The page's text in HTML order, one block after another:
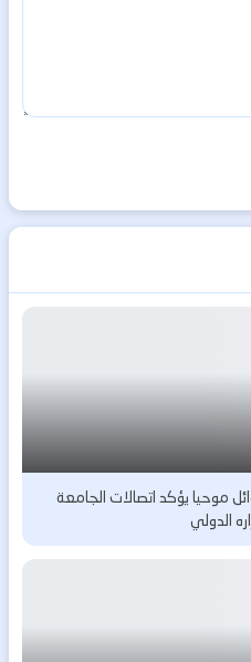
موحيا يؤكد اتصالات الجامعة
الدولي